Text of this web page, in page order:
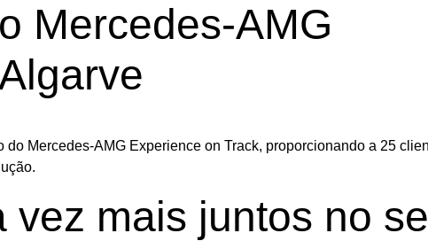
Mercedes-AMG
Mercedes-AMG Experience on Track, proporcionando a 25
mais juntos no